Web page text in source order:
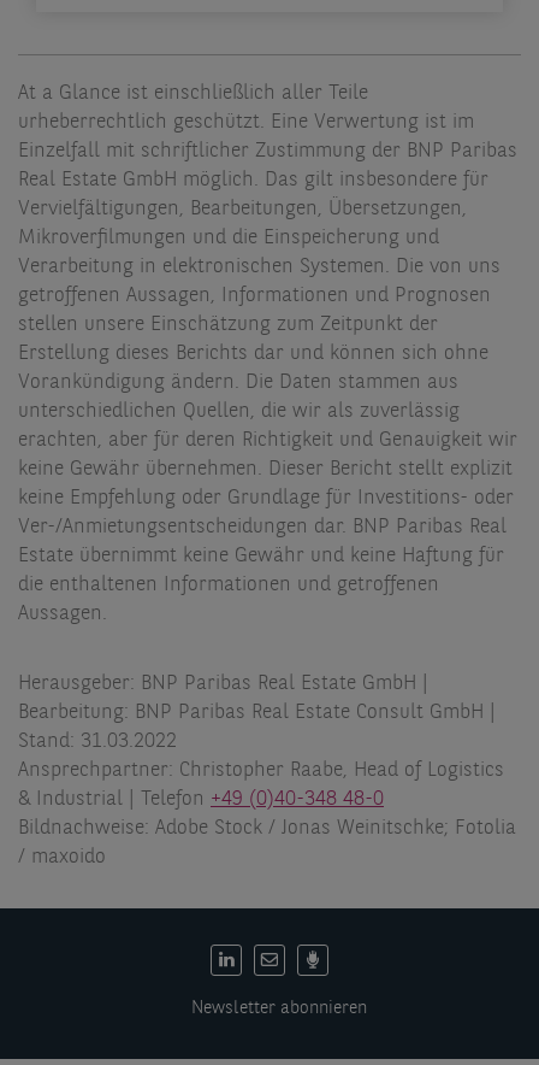
At a Glance ist einschließlich aller Teile
urheberrechtlich geschützt. Eine Verwertung ist im
Einzelfall mit schriftlicher Zustimmung der BNP Paribas
Real Estate GmbH möglich. Das gilt insbesondere für
Vervielfältigungen, Bearbeitungen, Übersetzungen,
Mikroverfilmungen und die Einspeicherung und
Verarbeitung in elektronischen Systemen. Die von uns
getroffenen Aussagen, Informationen und Prognosen
stellen unsere Einschätzung zum Zeitpunkt der
Erstellung dieses Berichts dar und können sich ohne
Vorankündigung ändern. Die Daten stammen aus
unterschiedlichen Quellen, die wir als zuverlässig
erachten, aber für deren Richtigkeit und Genauigkeit wir
keine Gewähr übernehmen. Dieser Bericht stellt explizit
keine Empfehlung oder Grundlage für Investitions- oder
Ver-/Anmietungsentscheidungen dar. BNP Paribas Real
Estate übernimmt keine Gewähr und keine Haftung für
die enthaltenen Informationen und getroffenen
Aussagen.
Herausgeber: BNP Paribas Real Estate GmbH |
Bearbeitung: BNP Paribas Real Estate Consult GmbH |
Stand: 31.03.2022
Ansprechpartner: Christopher Raabe, Head of Logistics
& Industrial | Telefon +49 (0)40-348 48-0
Bildnachweise: Adobe Stock / Jonas Weinitschke; Fotolia
/ maxoido
Newsletter abonnieren